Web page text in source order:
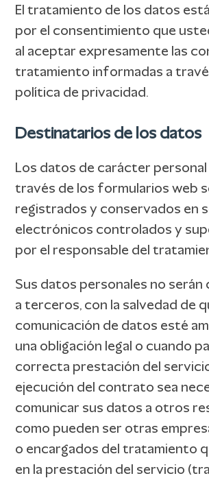
El tratamiento de los datos
por el consentimiento que
al aceptar expresamente las
tratamiento informadas a
política de privacidad.
Destinatarios de los datos
Los datos de carácter
través de los formularios web
registrados y conservados en
electrónicos controlados y
por el responsable del
Sus datos personales no serán
a terceros, con la salvedad de
comunicación de datos esté
una obligación legal o cuando
correcta prestación del
ejecución del contrato sea
comunicar sus datos a otros
como pueden ser otras
o encargados del tratamiento
en la prestación del servicio